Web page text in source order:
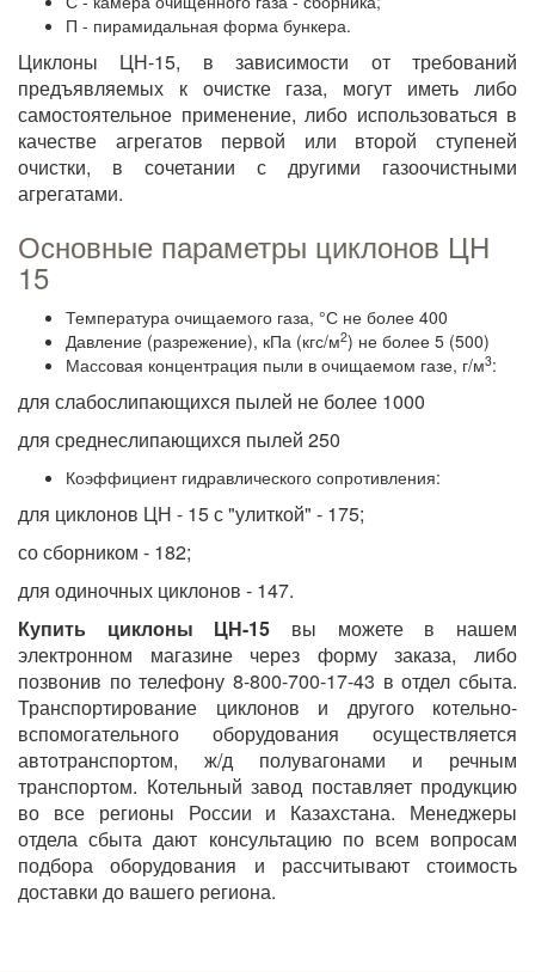
П - пирамидальная форма бункера.
Циклоны ЦН-15, в зависимости от требований
предъявляемых к очистке газа, могут иметь либо
самостоятельное применение, либо использоваться в
качестве агрегатов первой или второй ступеней
очистки, в сочетании с другими газоочистными
агрегатами.
Основные параметры циклонов ЦН
15
Температура очищаемого газа, °С не более 400
Давление (разрежение), кПа (кгс/м2) не более 5 (500)
Массовая концентрация пыли в очищаемом газе, г/м3:
для слабослипающихся пылей не более 1000
для среднеслипающихся пылей 250
Коэффициент гидравлического сопротивления:
для циклонов ЦН - 15 с "улиткой" - 175;
со сборником - 182;
для одиночных циклонов - 147.
Купить циклоны ЦН-15 вы можете в нашем
электронном магазине через форму заказа, либо
позвонив по телефону 8-800-700-17-43 в отдел сбыта.
Транспортирование циклонов и другого котельно-
вспомогательного оборудования осуществляется
автотранспортом, ж/д полувагонами и речным
транспортом. Котельный завод поставляет продукцию
во все регионы России и Казахстана. Менеджеры
отдела сбыта дают консультацию по всем вопросам
подбора оборудования и рассчитывают стоимость
доставки до вашего региона.